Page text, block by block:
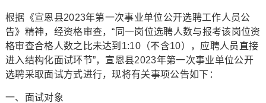
根据《宣恩县2023年第一次事业单位公开选聘工作人员公
告》精神，经资格审查，“同一岗位选聘人数与报考该岗位资
格审查合格人数之比未达到1:10（不含10），应聘人员直接
进入结构化面试环节”，宣恩县2023年第一次事业单位公开
选聘采取面试方式进行，现将有关事项公告如下：
一、面试对象